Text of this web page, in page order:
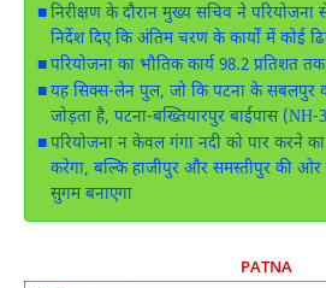
निरीक्षण के दौरान मुख्य सचिव ने
निर्देश दिए कि अंतिम चरण के कार्यों में कोई
परियोजना का भौतिक कार्य 98.2 प्रतिशत
यह सिक्स-लेन पुल, जो कि पटना के सबलपुर
जोड़ता है, पटना-बख्तियारपुर बाईपास (NH-
परियोजना न केवल गंगा नदी को पार करने का
करेगा, बल्कि हाजीपुर और समस्तीपुर की ओर
सुगम बनाएगा
PATNA